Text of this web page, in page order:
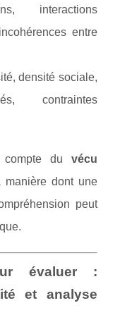
interactions
entre
densité sociale,
contraintes
du vécu
dont une
peut
évaluer :
et analyse